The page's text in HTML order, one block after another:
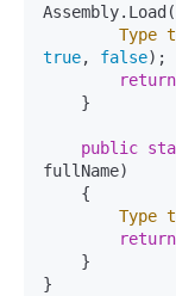
Assembly.Load(
Type
true, false);
return
public
fullName)
Type t
return